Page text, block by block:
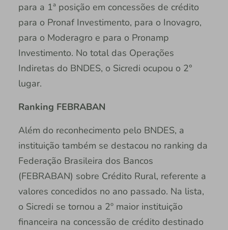
para a 1ª posição em concessões de crédito
para o Pronaf Investimento, para o Inovagro,
para o Moderagro e para o Pronamp
Investimento. No total das Operações
Indiretas do BNDES, o Sicredi ocupou o 2°
lugar.
Ranking FEBRABAN
Além do reconhecimento pelo BNDES, a
instituição também se destacou no ranking da
Federação Brasileira dos Bancos
(FEBRABAN) sobre Crédito Rural, referente a
valores concedidos no ano passado. Na lista,
o Sicredi se tornou a 2º maior instituição
financeira na concessão de crédito destinado